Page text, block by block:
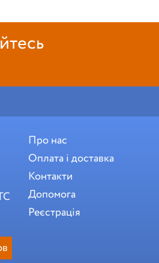
Про нас
Оплата і доставка
Контакти
Допомога
Реєстрація